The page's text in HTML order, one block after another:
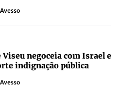
Viseu negoceia com Israel e
indignação pública